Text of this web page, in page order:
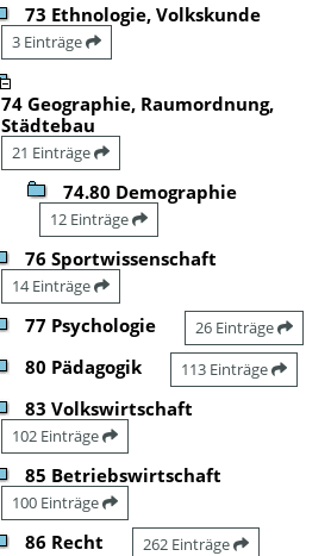
73 Ethnologie, Volkskunde
3 Einträge
74 Geographie, Raumordnung,
Städtebau
21 Einträge
74.80 Demographie
12 Einträge
76 Sportwissenschaft
14 Einträge
77 Psychologie 26 Einträge
80 Pädagogik 113 Einträge
83 Volkswirtschaft
102 Einträge
85 Betriebswirtschaft
100 Einträge
86 Recht 262 Einträge